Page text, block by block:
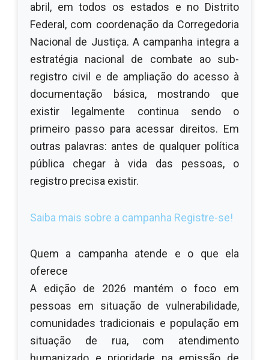
abril, em todos os estados e no Distrito
Federal, com coordenação da Corregedoria
Nacional de Justiça. A campanha integra a
estratégia nacional de combate ao sub-
registro civil e de ampliação do acesso à
documentação básica, mostrando que
existir legalmente continua sendo o
primeiro passo para acessar direitos. Em
outras palavras: antes de qualquer política
pública chegar à vida das pessoas, o
registro precisa existir.
Saiba mais sobre a campanha Registre-se!
Quem a campanha atende e o que ela
oferece
A edição de 2026 mantém o foco em
pessoas em situação de vulnerabilidade,
comunidades tradicionais e população em
situação de rua, com atendimento